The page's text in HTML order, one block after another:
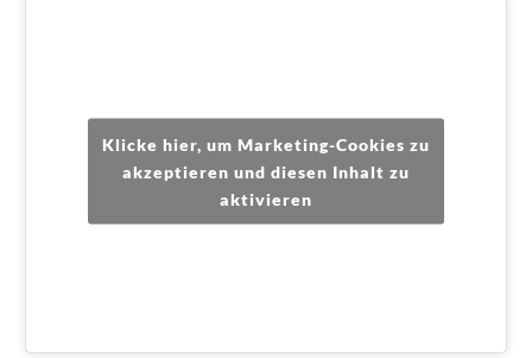
Klicke hier, um Marketing-Cookies zu
akzeptieren und diesen Inhalt zu
aktivieren